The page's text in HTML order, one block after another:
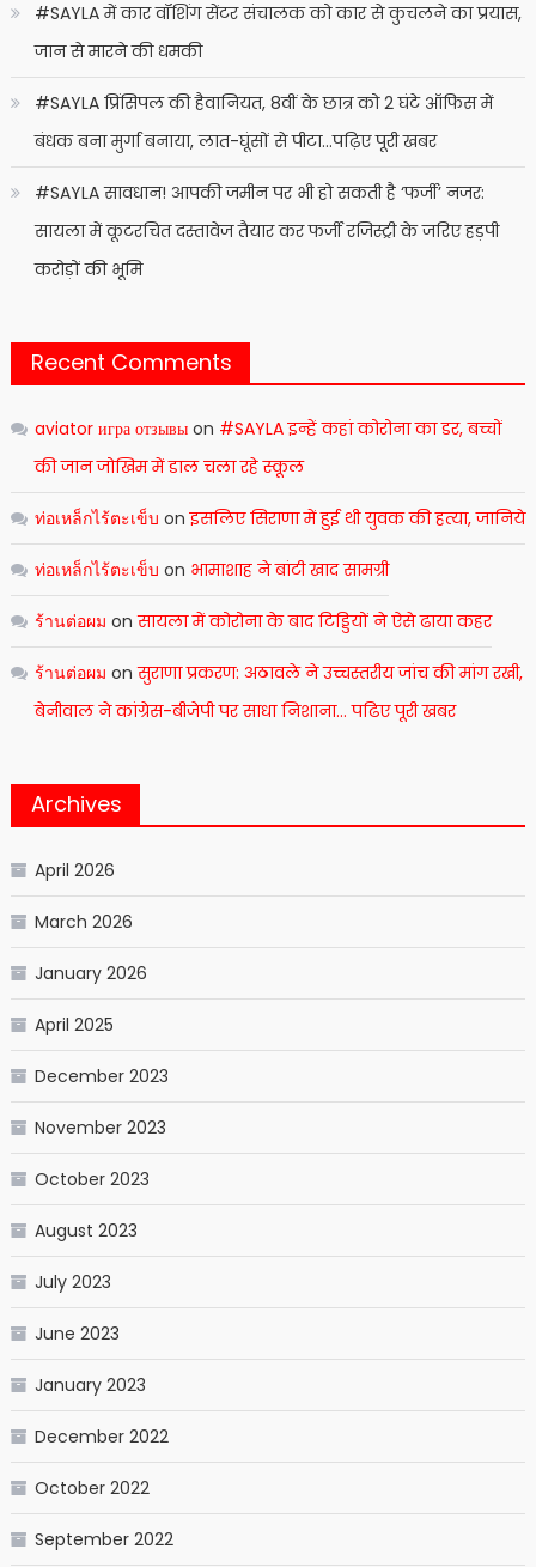
#SAYLA में कार वॉशिंग सेंटर संचालक को कार से कुचलने का प्रयास,
जान से मारने की धमकी
#SAYLA प्रिंसिपल की हैवानियत, 8वीं के छात्र को 2 घंटे ऑफिस में
बंधक बना मुर्गा बनाया, लात-घूंसों से पीटा…पढ़िए पूरी खबर
#SAYLA सावधान! आपकी जमीन पर भी हो सकती है ‘फर्जी’ नजर:
सायला में कूटरचित दस्तावेज तैयार कर फर्जी रजिस्ट्री के जरिए हड़पी
करोड़ों की भूमि
Recent Comments
aviator игра отзывыon #SAYLA इन्हें कहां कोरोना का डर, बच्चों
की जान जोखिम में डाल चला रहे स्कूल
ท่อเหล็กไร้ตะเข็บ onइसलिए सिराणा में हुई थी युवक की हत्या, जानिये
ท่อเหล็กไร้ตะเข็บ on भामाशाह ने बांटी खाद सामग्री
ร้านต่อผม onसायला में कोरोना के बाद टिड्डियों ने ऐसे ढाया कहर
ร้านต่อผม onसुराणा प्रकरण: अठावले ने उच्चस्तरीय जांच की मांग रखी,
बेनीवाल ने कांग्रेस-बीजेपी पर साधा निशाना… पढिए पूरी खबर
Archives
April 2026
March 2026
January 2026
April 2025
December 2023
November 2023
October 2023
August 2023
July 2023
June 2023
January 2023
December 2022
October 2022
September 2022